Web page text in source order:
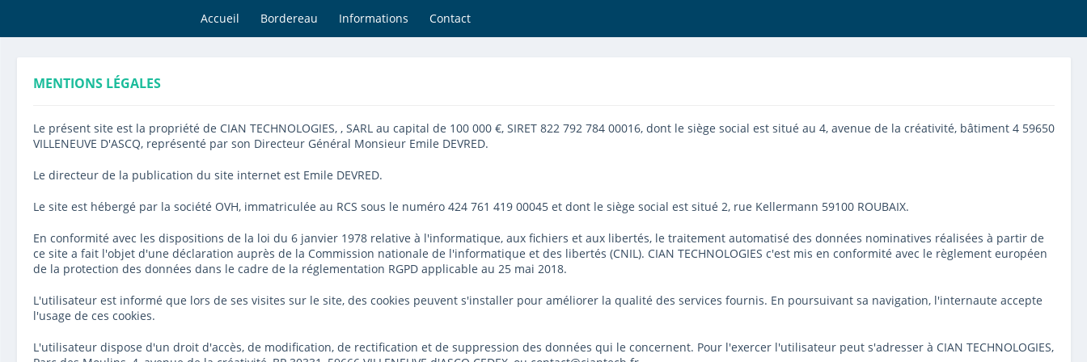
Accueil Bordereau Informations Contact
MENTIONS LÉGALES
Le présent site est la propriété de CIAN TECHNOLOGIES, , SARL au capital de 100 000 €, SIRET 822 792 784 00016, dont le siège social est situé au 4, avenue de la créativité, bâtiment 4 59650
VILLENEUVE D'ASCQ, représenté par son Directeur Général Monsieur Emile DEVRED.
Le directeur de la publication du site internet est Emile DEVRED.
Le site est hébergé par la société OVH, immatriculée au RCS sous le numéro 424 761 419 00045 et dont le siège social est situé 2, rue Kellermann 59100 ROUBAIX.
En conformité avec les dispositions de la loi du 6 janvier 1978 relative à l'informatique, aux fichiers et aux libertés, le traitement automatisé des données nominatives réalisées à partir de
ce site a fait l'objet d'une déclaration auprès de la Commission nationale de l'informatique et des libertés (CNIL). CIAN TECHNOLOGIES c'est mis en conformité avec le règlement européen
de la protection des données dans le cadre de la réglementation RGPD applicable au 25 mai 2018.
L'utilisateur est informé que lors de ses visites sur le site, des cookies peuvent s'installer pour améliorer la qualité des services fournis. En poursuivant sa navigation, l'internaute accepte
l'usage de ces cookies.
L'utilisateur dispose d'un droit d'accès, de modification, de rectification et de suppression des données qui le concernent. Pour l'exercer l'utilisateur peut s'adresser à CIAN TECHNOLOGIES,